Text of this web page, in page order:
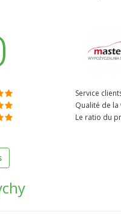
Service
Qualité de la
Le ratio du